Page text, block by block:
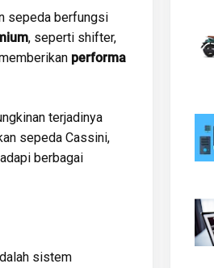
sepeda berfungsi
, seperti shifter,
performa
terjadinya
sepeda Cassini,
berbagai
sistem